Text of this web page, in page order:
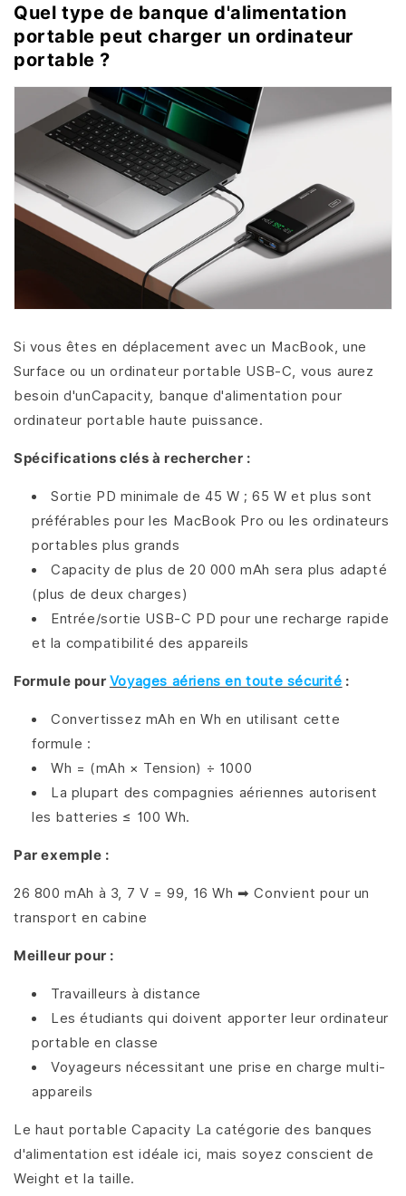
Quel type de banque d'alimentation
portable peut charger un ordinateur
portable ?
Si vous êtes en déplacement avec un MacBook, une
Surface ou un ordinateur portable USB-C, vous aurez
besoin d'unCapacity, banque d'alimentation pour
ordinateur portable haute puissance.
Spécifications clés à rechercher :
Sortie PD minimale de 45 W ; 65 W et plus sont
préférables pour les MacBook Pro ou les ordinateurs
portables plus grands
Capacity de plus de 20 000 mAh sera plus adapté
(plus de deux charges)
Entrée/sortie USB-C PD pour une recharge rapide
et la compatibilité des appareils
Formule pour Voyages aériens en toute sécurité :
Convertissez mAh en Wh en utilisant cette
formule :
Wh = (mAh × Tension) ÷ 1000
La plupart des compagnies aériennes autorisent
les batteries ≤ 100 Wh.
Par exemple :
26 800 mAh à 3, 7 V = 99, 16 Wh ➡ Convient pour un
transport en cabine
Meilleur pour :
Travailleurs à distance
Les étudiants qui doivent apporter leur ordinateur
portable en classe
Voyageurs nécessitant une prise en charge multi-
appareils
Le haut portable Capacity La catégorie des banques
d'alimentation est idéale ici, mais soyez conscient de
Weight et la taille.